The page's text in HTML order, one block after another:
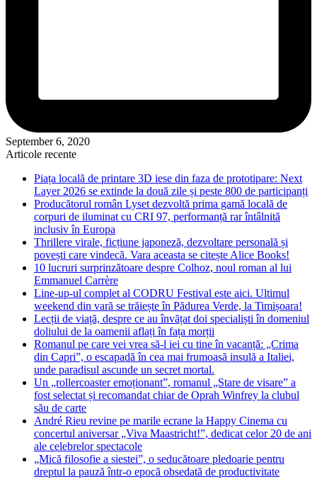
September 6, 2020
Articole recente
Piața locală de printare 3D iese din faza de prototipare: Next
Layer 2026 se extinde la două zile și peste 800 de participanți
Producătorul român Lyset dezvoltă prima gamă locală de
corpuri de iluminat cu CRI 97, performanță rar întâlnită
inclusiv în Europa
Thrillere virale, ficțiune japoneză, dezvoltare personală și
povești care vindecă. Vara aceasta se citește Alice Books!
10 lucruri surprinzătoare despre Colhoz, noul roman al lui
Emmanuel Carrère
Line-up-ul complet al CODRU Festival este aici. Ultimul
weekend din vară se trăiește în Pădurea Verde, la Timișoara!
Lecții de viață, despre ce au învățat doi specialiști în domeniul
doliului de la oamenii aflați în fața morții
Romanul pe care vei vrea să-l iei cu tine în vacanță: „Crima
din Capri”, o escapadă în cea mai frumoasă insulă a Italiei,
unde paradisul ascunde un secret mortal.
Un „rollercoaster emoționant”, romanul „Stare de visare” a
fost selectat și recomandat chiar de Oprah Winfrey la clubul
său de carte
André Rieu revine pe marile ecrane la Happy Cinema cu
concertul aniversar „Viva Maastricht!”, dedicat celor 20 de ani
ale celebrelor spectacole
„Mică filosofie a siestei”, o seducătoare pledoarie pentru
dreptul la pauză într-o epocă obsedată de productivitate